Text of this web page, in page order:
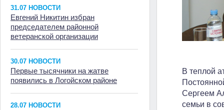
31.07 НОВОСТИ
Евгений Никитин избран
председателем районной
ветеранской организации
30.07 НОВОСТИ
Первые тысячники на жатве
появились в Логойском районе
28.07 НОВОСТИ
В теплой
Сергеем
семьи в